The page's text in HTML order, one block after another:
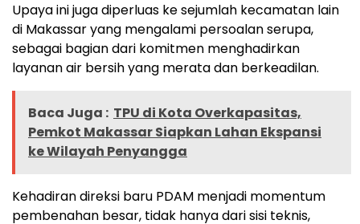
Upaya ini juga diperluas ke sejumlah kecamatan lain
di Makassar yang mengalami persoalan serupa,
sebagai bagian dari komitmen menghadirkan
layanan air bersih yang merata dan berkeadilan.
Baca Juga : TPU di Kota Overkapasitas,
Pemkot Makassar Siapkan Lahan Ekspansi
ke Wilayah Penyangga
Kehadiran direksi baru PDAM menjadi momentum
pembenahan besar, tidak hanya dari sisi teknis,